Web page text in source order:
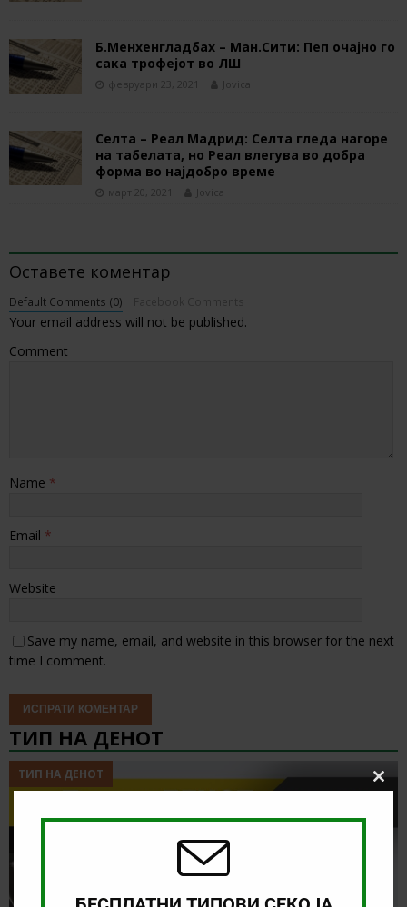
Б.Менхенгладбах – Ман.Сити: Пеп очајно го
сака трофејот во ЛШ
февруари 23, 2021 Jovica
Селта – Реал Мадрид: Селта гледа нагоре
на табелата, но Реал влегува во добра
форма во најдобро време
март 20, 2021 Jovica
Оставете коментар
Default Comments (0)
Your email address will not be published.
Comment
Name *
Email *
Website
Save my name, email, and website in this browser for the next
time I comment.
ТИП НА ДЕНОТ
ТИП НА ДЕНОТ
Close